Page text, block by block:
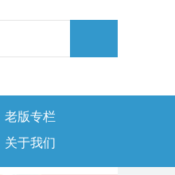
老版专栏
关于我们